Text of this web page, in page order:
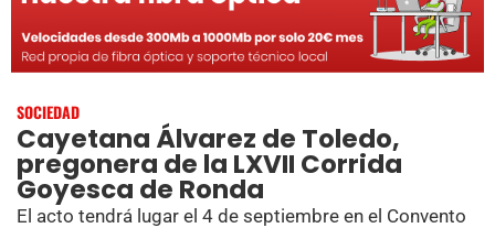
SOCIEDAD
Cayetana Álvarez de Toledo,
pregonera de la LXVII Corrida
Goyesca de Ronda
El acto tendrá lugar el 4 de septiembre en el Convento